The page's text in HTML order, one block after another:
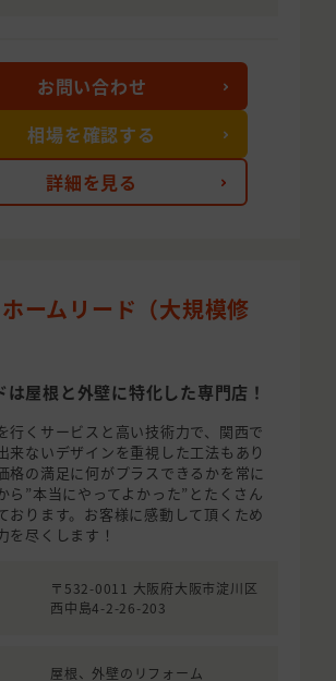
詳細を見る
お問い合わせ
相場を確認する
ームリード（大規模修
は屋根と外壁に特化した専門店！
行くサービスと高い技術力で、関西で
来ないデザインを重視した工法もあり
格の満足に何がプラスできるかを常に
ら”本当にやってよかった”とたくさん
おります。お客様に感動して頂くため
を尽くします！
〒532-0011 大阪府大阪市淀川区
西中島4-2-26-203
屋根、外壁のリフォーム